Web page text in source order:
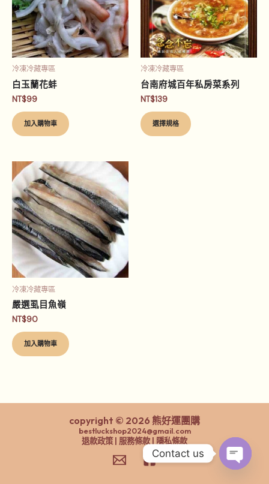
冷凍冷藏專區
白玉蘭花蚌
NT$99
加入購物車
冷凍冷藏專區
台南府城百年私房菜系列
NT$139
選擇規格
多
種
款
式。
產
頁
冷凍冷藏專區
嚴選虱目魚嶺
NT$90
加入購物車
copyright © 2026 熊好運團購
bestluckshop2024@gmail.com
退款政策 | 服務條款 | 隱私條款
Contact us